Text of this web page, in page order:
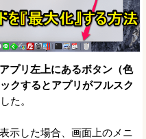
アプリ左上にあるボタン（色
クするとアプリがフルスク
た。
示した場合、画面上のメニ